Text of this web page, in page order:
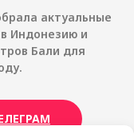
актуальные
Индонезию и
Бали для